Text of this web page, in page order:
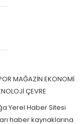
MAĞAZİN EKONOMİ
ÇEVRE
Yerel Haber Sitesi
haber kaynaklarına